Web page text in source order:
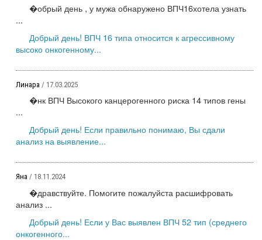
�обрый день , у мужа обнаружено ВПЧ16хотела узнать
...
Добрый день! ВПЧ 16 типа относится к агрессивному
высоко онкогенному...
Линара / 17.03.2025
�нк ВПЧ Высокого канцерогенного риска 14 типов гены
...
Добрый день! Если правильно понимаю, Вы сдали
анализ на выявление...
Яна / 18.11.2024
�дравствуйте. Помогите пожалуйста расшифровать
анализ ...
Добрый день! Если у Вас выявлен ВПЧ 52 тип (среднего
онкогенного...